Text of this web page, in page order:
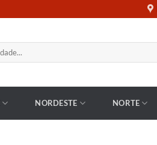
NORDESTE NORTE